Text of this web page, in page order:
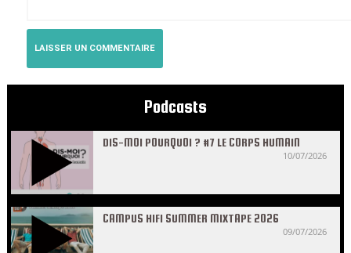
Podcasts
DIS-MOI POURQUOI ? #7 LE CORPS HUMAIN
10/07/2026
CAMPUS HIFI SUMMER MIXTAPE 2026
09/07/2026